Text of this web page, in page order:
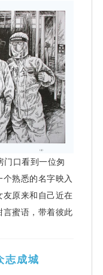
门口看到一位匆
熟悉的名字映入
原来和自己近在
蜜语，带着彼此
志成城